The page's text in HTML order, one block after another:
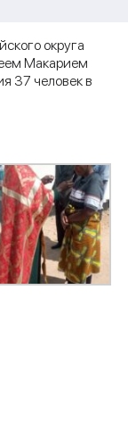
округа
Макарием
37 человек в